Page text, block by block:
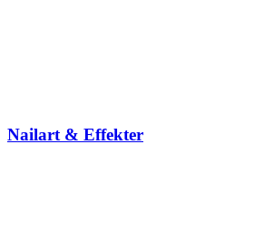
Nailart & Effekter